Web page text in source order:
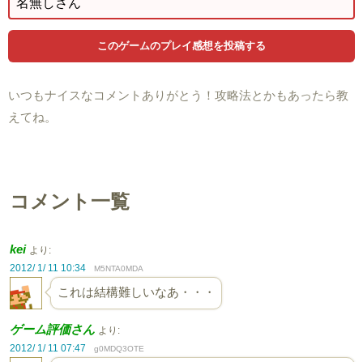
いつもナイスなコメントありがとう！攻略法とかもあったら教
えてね。
コメント一覧
kei より:
2012/ 1/ 11 10:34
M5NTA0MDA
これは結構難しいなあ・・・
ゲーム評価さん より:
2012/ 1/ 11 07:47
g0MDQ3OTE